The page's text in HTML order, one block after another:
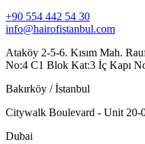
+90 554 442 54 30
info@hairofistanbul.com
Ataköy 2-5-6. Kısım Mah.
No:4 C1 Blok Kat:3 İç Kapı
Bakırköy / İstanbul
Citywalk Boulevard - Unit 20-
Dubai